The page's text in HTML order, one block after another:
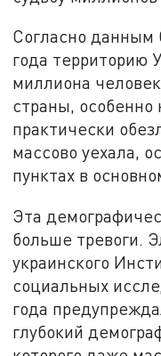
Согласно данным
года территорию
миллиона
страны, особенно
практически
массово уехала,
пунктах в
Эта
больше тревоги.
украинского
социальных
года
глубокий